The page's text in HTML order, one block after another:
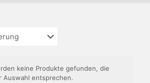
keine Produkte gefunden, die
Auswahl entsprechen.